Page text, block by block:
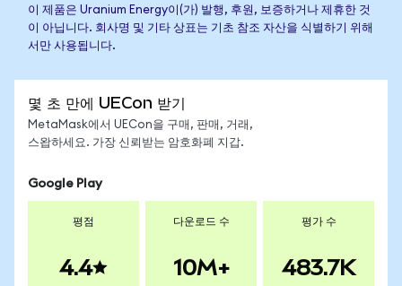
이 제품은 Uranium Energy이(가) 발행, 후원, 보증하거나 제휴한 것
이 아닙니다. 회사명 및 기타 상표는 기초 참조 자산을 식별하기 위해
서만 사용됩니다.
몇 초 만에 UECon 받기
MetaMask에서 UECon을 구매, 판매, 거래,
스왑하세요. 가장 신뢰받는 암호화폐 지갑.
Google Play
평점
4.4
다운로드 수
10M+
평가 수
483.7K